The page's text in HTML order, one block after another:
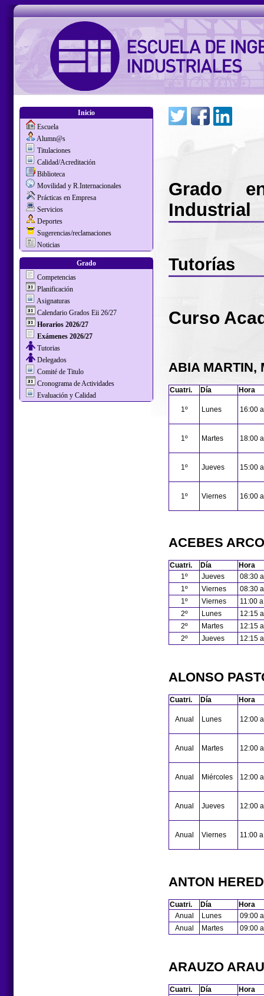
Inicio
Escuela
Alumn@s
Titulaciones
Calidad/Acreditación
Biblioteca
Movilidad y R.Internacionales
Prácticas en Empresa
Servicios
Deportes
Sugerencias/reclamaciones
Noticias
Grado
Competencias
Planificación
Asignaturas
Calendario Grados Eii 26/27
Horarios 2026/27
Exámenes 2026/27
Tutorias
Delegados
Comité de Titulo
Cronograma de Actividades
Evaluación y Calidad
Grado
Industrial
Tutorías
Curso
ABIA MARTIN,
Cuatri. Día Hora
1º Lunes 16:00
1º Martes 18:00
1º Jueves 15:00
1º Viernes 16:00
ACEBES
Cuatri. Día
Hora
1º
Jueves
08:30
1º
Viernes
08:30
1º
Viernes
11:00
2º
Lunes
12:15
2º
Martes
12:15
2º
Jueves 12:15
ALONSO
Cuatri. Día Hora
Anual Lunes 12:00
Anual Martes 12:00
Anual Miércoles 12:00
Anual Jueves 12:00
Anual Viernes 11:00
ANTON
Cuatri. Día
Hora
Anual
Lunes
09:00
Anual
Martes 09:00
ARAUZO
Cuatri. Día
Hora